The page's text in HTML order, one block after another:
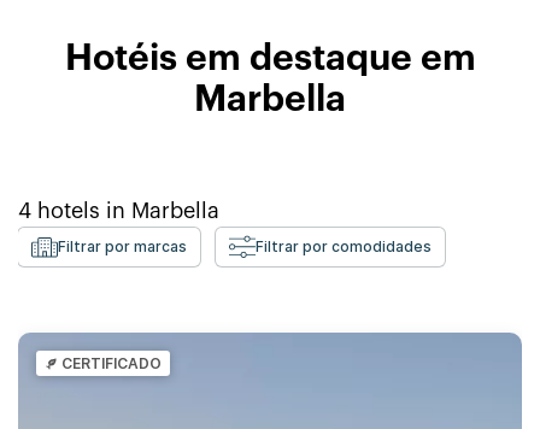
Hotéis em destaque em
Marbella
4 hotels in Marbella
Filtrar por marcas Filtrar por comodidades
CERTIFICADO